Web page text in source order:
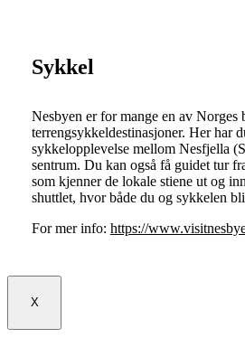
Sykkel
Nesbyen er for mange en av Norges
terrengsykkeldestinasjoner. Her har
sykkelopplevelse mellom Nesfjella
sentrum. Du kan også få guidet tur
som kjenner de lokale stiene ut og
shuttlet, hvor både du og sykkelen
For mer info: https://
X